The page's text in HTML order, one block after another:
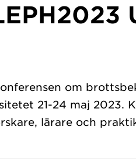
om
21-24 maj 2023.
lärare och